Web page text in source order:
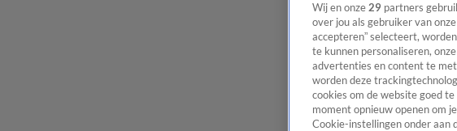
Wij en onze 29 partners
over jou als gebruiker van
accepteren” selecteert,
te kunnen personaliseren,
advertenties en content te
worden deze
cookies om de website goed
moment opnieuw openen om
Cookie-instellingen onder aan